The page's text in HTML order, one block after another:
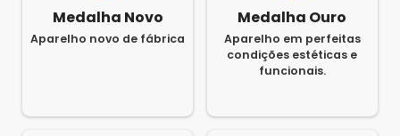
Medalha Novo
Aparelho novo de fábrica
Medalha Ouro
Aparelho em perfeitas
condições estéticas e
funcionais.